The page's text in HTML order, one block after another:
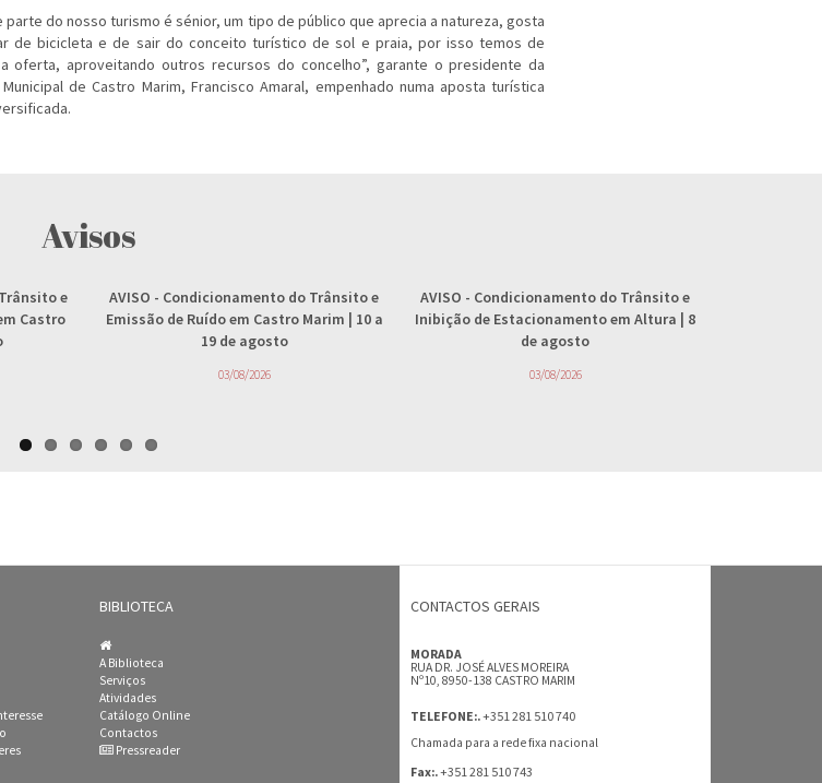
parte do nosso turismo é sénior, um tipo de público que aprecia a natureza, gosta
de bicicleta e de sair do conceito turístico de sol e praia, por isso temos de
oferta, aproveitando outros recursos do concelho”, garante o presidente da
Municipal de Castro Marim, Francisco Amaral, empenhado numa aposta turística
Avisos
e
Castro
AVISO - Condicionamento do Trânsito e
Emissão de Ruído em Castro Marim | 10 a
19 de agosto
03/08/2026
AVISO - Condicionamento do Trânsito e
Inibição de Estacionamento em Altura | 8
de agosto
03/08/2026
BIBLIOTECA
A Biblioteca
Serviços
Atividades
Catálogo Online
Contactos
Pressreader
CONTACTOS GERAIS
MORADA
RUA DR. JOSÉ ALVES MOREIRA
Nº10, 8950-138 CASTRO MARIM
TELEFONE:.+351 281 510 740
Chamada para a rede fixa nacional
Fax:.+351 281 510 743